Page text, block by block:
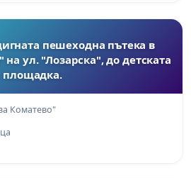
пешеходна пътека в
ул. "Лозарска", до детската
площадка.
Коматево"